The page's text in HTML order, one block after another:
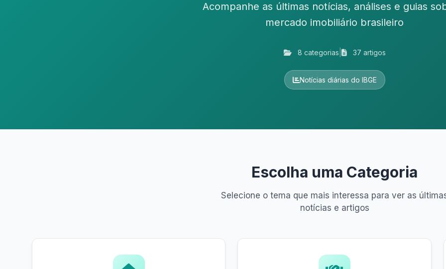
Acompanhe as últimas notícias, análises e guias
mercado imobiliário brasileiro
8 categorias 37 artigos
Notícias diárias do IBGE
Escolha uma Categoria
Selecione o tema que mais interessa para ver as
notícias e artigos